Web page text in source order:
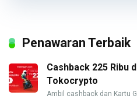
Penawaran Terbaik
Cashback 225 Ribu
Tokocrypto
Ambil cashback dan Kartu